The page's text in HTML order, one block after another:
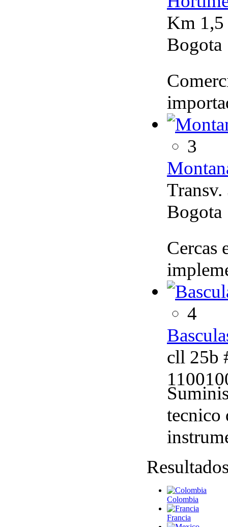
Km 1,5
Bogota
3
Bogota
Cercas
4
cll 25b
tecnico
Colombia
Francia